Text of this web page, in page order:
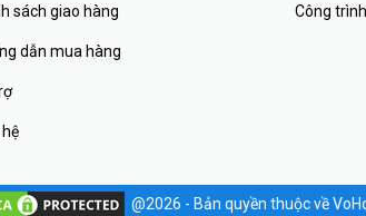
sách giao hàng
dẫn mua hàng
Công
@2026 - Bản quyền thuộc về